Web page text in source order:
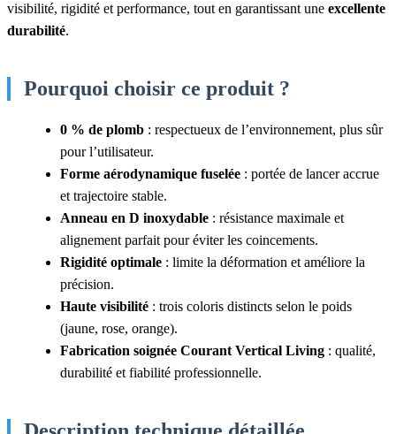
visibilité, rigidité et performance, tout en garantissant une excellente
durabilité.
Pourquoi choisir ce produit ?
0 % de plomb : respectueux de l’environnement, plus sûr
pour l’utilisateur.
Forme aérodynamique fuselée : portée de lancer accrue
et trajectoire stable.
Anneau en D inoxydable : résistance maximale et
alignement parfait pour éviter les coincements.
Rigidité optimale : limite la déformation et améliore la
précision.
Haute visibilité : trois coloris distincts selon le poids
(jaune, rose, orange).
Fabrication soignée Courant Vertical Living : qualité,
durabilité et fiabilité professionnelle.